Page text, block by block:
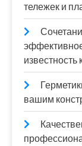
тележек и
известность
вашим